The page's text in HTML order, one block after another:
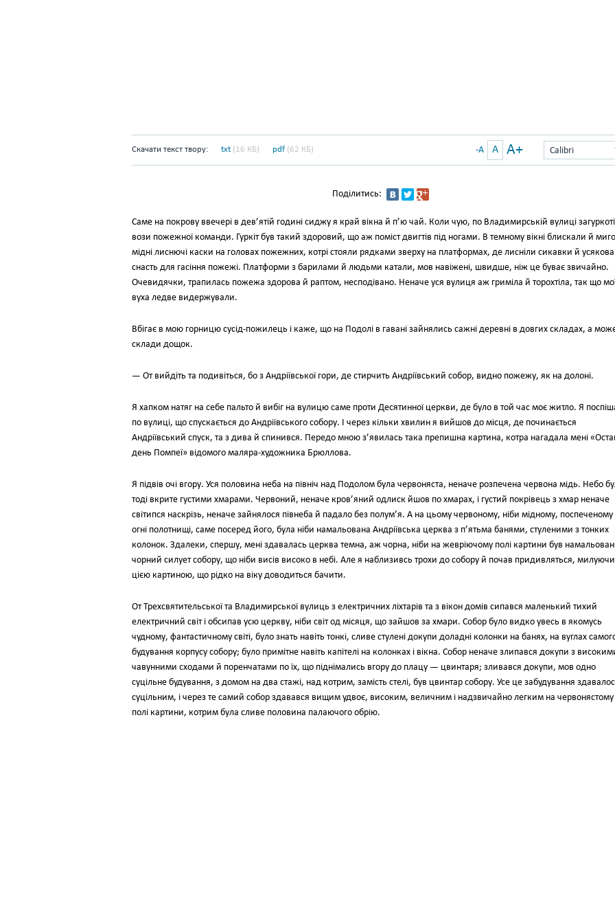
Скачати текст твору: txt (16 КБ) pdf (62 КБ) Calibri
-A A A+
Поділитись:
Саме на покрову ввечері в дев’ятій годині сиджу я край вікна й п’ю чай. Коли чую, по Владимирській вулиці
вози пожежної команди. Гуркіт був такий здоровий, що аж поміст двигтів під ногами. В темному вікні блискали й
мідні лиснючі каски на головах пожежних, котрі стояли рядками зверху на платформах, де лисніли сикавки й усякова
снасть для гасіння пожежі. Платформи з барилами й людьми катали, мов навіжені, швидше, ніж це буває звичайно.
Очевидячки, трапилась пожежа здорова й раптом, несподівано. Неначе уся вулиця аж гриміла й торохтіла, так що
вуха ледве видержували.
Вбігає в мою горницю сусід-пожилець і каже, що на Подолі в гавані зайнялись сажні деревні в довгих складах, а
склади дощок.
— От вийдіть та подивіться, бо з Андріївської гори, де стирчить Андріївський собор, видно пожежу, як на долоні.
Я хапком натяг на себе пальто й вибіг на вулицю саме проти Десятинної церкви, де було в той час моє житло. Я
по вулиці, що спускається до Андріївського собору. І через кільки хвилин я вийшов до місця, де починається
Андріївський спуск, та з дива й спинився. Передо мною з’явилась така препишна картина, котра нагадала мені
день Помпеї» відомого маляра-художника Брюллова.
Я підвів очі вгору. Уся половина неба на північ над Подолом була червоняста, неначе розпечена червона мідь. Небо
тоді вкрите густими хмарами. Червоний, неначе кров’яний одлиск йшов по хмарах, і густий покрівець з хмар неначе
світипся наскрізь, неначе зайнялося півнеба й падало без полум’я. А на цьому червоному, ніби мідному, поспеченому
огні полотнищі, саме посеред його, була ніби намальована Андріївська церква з п’ятьма банями, стуленими з тонких
колонок. Здалеки, спершу, мені здавалась церква темна, аж чорна, ніби на жевріючому полі картини був
чорний силует собору, що ніби висів високо в небі. Але я наблизивсь трохи до собору й почав придивляться,
цією картиною, що рідко на віку доводиться бачити.
От Трехсвятительської та Владимирської вулиць з електричних ліхтарів та з вікон домів сипався маленький тихий
електричний світ і обсипав усю церкву, ніби світ од місяця, що зайшов за хмари. Собор було видко увесь в якомусь
чудному, фантастичному світі, було знать навіть тонкі, сливе стулені докупи доладні колонки на банях, на вуглах
будування корпусу собору; було примітне навіть капітелі на колонках і вікна. Собор неначе злипався докупи з
чавунними сходами й поренчатами по їх, що піднімались вгору до плацу — цвинтаря; зливався докупи, мов одно
суцільне будування, з домом на два стажі, над котрим, замість стелі, був цвинтар собору. Усе це забудування
суцільним, і через те самий собор здавався вищим удвоє, високим, величним і надзвичайно легким на червонястому
полі картини, котрим була сливе половина палаючого обрію.